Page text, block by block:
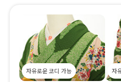
자유로운 코디 가능 자